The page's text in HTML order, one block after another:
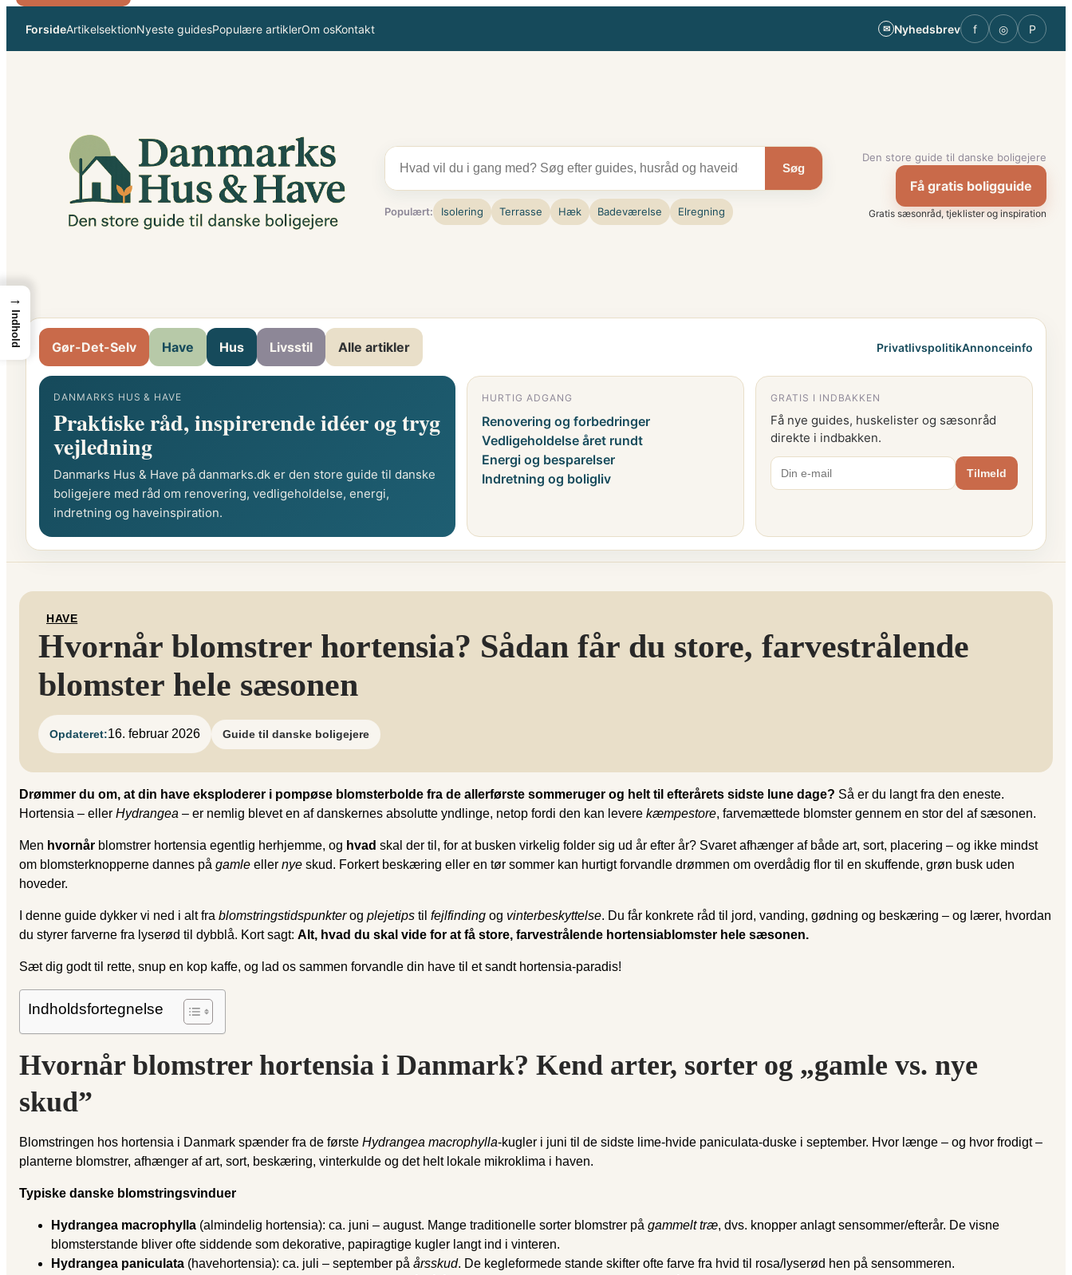
indhold
ForsideArtikelsektionNyeste guidesPopulære artiklerOm osKontakt ✉ Nyhedsbrev f ◎ P
Søg
Populært: Isolering Terrasse Hæk Badeværelse Elregning
Den store guide til danske boligejere
Få gratis boligguide
Gratis sæsonråd, tjeklister og inspiration
Gør-Det-Selv Have Hus Livsstil Alle artikler PrivatlivspolitikAnnonceinfo
DANMARKS HUS & HAVE
Praktiske råd, inspirerende idéer og tryg
vejledning
Danmarks Hus & Have på danmarks.dk er den store guide til danske
boligejere med råd om renovering, vedligeholdelse, energi,
indretning og haveinspiration.
HURTIG ADGANG
Renovering og forbedringer
Vedligeholdelse året rundt
Energi og besparelser
Indretning og boligliv
GRATIS I INDBAKKEN
Få nye guides, huskelister og sæsonråd
direkte i indbakken.
Tilmeld
HAVE
Hvornår blomstrer hortensia? Sådan får du store, farvestrålende
blomster hele sæsonen
Opdateret:16. februar 2026 Guide til danske boligejere
Drømmer du om, at din have eksploderer i pompøse blomsterbolde fra de allerførste sommeruger og helt til efterårets sidste lune dage? Så er du langt fra den eneste.
Hortensia – eller Hydrangea – er nemlig blevet en af danskernes absolutte yndlinge, netop fordi den kan levere kæmpestore, farvemættede blomster gennem en stor del af sæsonen.
Men hvornår blomstrer hortensia egentlig herhjemme, og hvad skal der til, for at busken virkelig folder sig ud år efter år? Svaret afhænger af både art, sort, placering – og ikke mindst
om blomsterknopperne dannes på gamle eller nye skud. Forkert beskæring eller en tør sommer kan hurtigt forvandle drømmen om overdådig flor til en skuffende, grøn busk uden
hoveder.
I denne guide dykker vi ned i alt fra blomstringstidspunkterog plejetips til fejlfinding og vinterbeskyttelse. Du får konkrete råd til jord, vanding, gødning og beskæring – og lærer, hvordan
du styrer farverne fra lyserød til dybblå. Kort sagt: Alt, hvad du skal vide for at få store, farvestrålende hortensiablomster hele sæsonen.
Sæt dig godt til rette, snup en kop kaffe, og lad os sammen forvandle din have til et sandt hortensia-paradis!
Indholdsfortegnelse
Hvornår blomstrer hortensia i Danmark? Kend arter, sorter og „gamle vs. nye
skud”
Blomstringen hos hortensia i Danmark spænder fra de første Hydrangea macrophylla-kugler i juni til de sidste lime-hvide paniculata-duske i september. Hvor længe – og hvor frodigt –
planterne blomstrer, afhænger af art, sort, beskæring, vinter­kulde og det helt lokale mikroklima i haven.
Typiske danske blomstringsvinduer
Hydrangea macrophylla (almindelig hortensia): ca. juni – august. Mange traditionelle sorter blomstrer på gammelt træ, dvs. knopper anlagt sensommer/efterår. De visne
blomsterstande bliver ofte siddende som dekorative, papir­agtige kugler langt ind i vinteren.
Hydrangea paniculata (havehortensia): ca. juli – september på årsskud. De kegleformede stande skifter ofte farve fra hvid til rosa/lyserød hen på sensommeren.
→
Indhold